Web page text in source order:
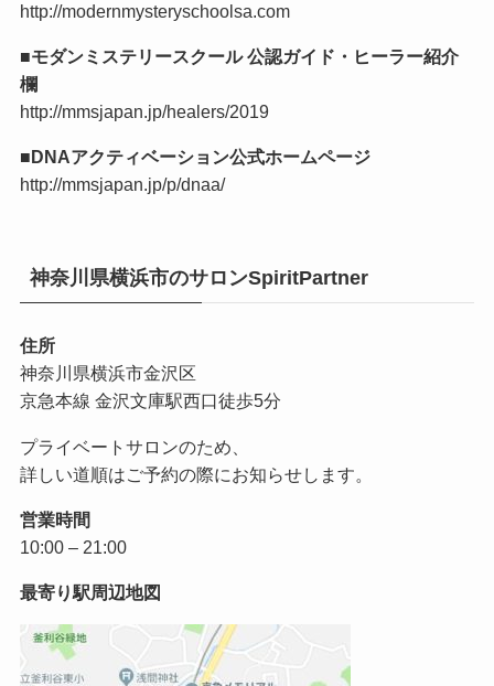
http://modernmysteryschoolsa.com
■モダンミステリースクール 公認ガイド・ヒーラー紹介
欄
http://mmsjapan.jp/healers/2019
■DNAアクティベーション公式ホームページ
http://mmsjapan.jp/p/dnaa/
神奈川県横浜市のサロンSpiritPartner
住所
神奈川県横浜市金沢区
京急本線 金沢文庫駅西口徒歩5分
プライベートサロンのため、
詳しい道順はご予約の際にお知らせします。
営業時間
10:00 – 21:00
最寄り駅周辺地図